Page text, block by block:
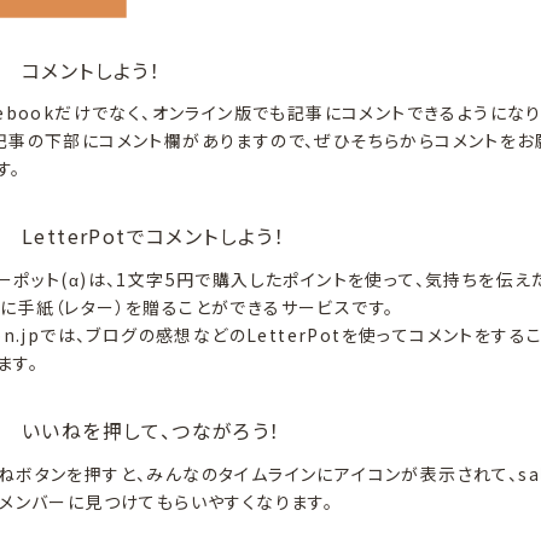
コメントしよう！
だけでなく、オンライン版でも記事にコメントできるようにな
事の下部にコメント欄がありますので、ぜひそちらからコメントをお
LetterPotでコメントしよう！
ポット(α)は、1文字5円で購入したポイントを使って、気持ちを伝え
手紙（レター）を贈ることができるサービスです。
では、ブログの感想などのLetterPotを使ってコメントをする
す。
いいねを押して、つながろう！
ボタンを押すと、みんなのタイムラインにアイコンが表示されて、
ンバーに見つけてもらいやすくなります。